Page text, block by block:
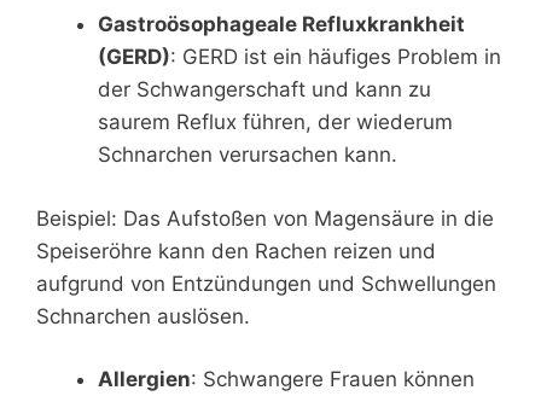
Gastroösophageale Refluxkrankheit
(GERD): GERD ist ein häufiges Problem in
der Schwangerschaft und kann zu
saurem Reflux führen, der wiederum
Schnarchen verursachen kann.
Beispiel: Das Aufstoßen von Magensäure in die
Speiseröhre kann den Rachen reizen und
aufgrund von Entzündungen und Schwellungen
Schnarchen auslösen.
Allergien: Schwangere Frauen können